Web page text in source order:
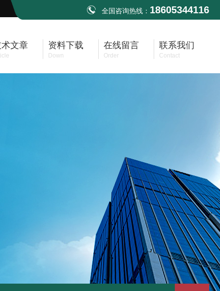
全国咨询热线： 18605344116
文章 资料下载
Down
在线留言
Order
联系我们
Contact